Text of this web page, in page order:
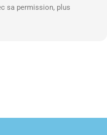
sa permission, plus